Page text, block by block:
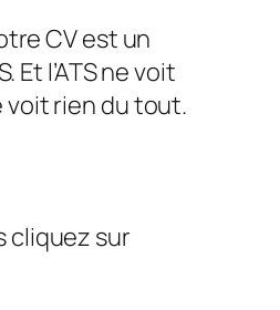
CV est un
l’ATS ne voit
voit rien du tout.
cliquez sur